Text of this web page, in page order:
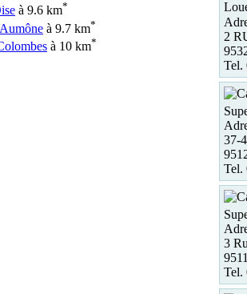
à 9.6 km*
à 9.7 km*
à 10 km*
2
Tel.
37-
Tel.
3
Tel.